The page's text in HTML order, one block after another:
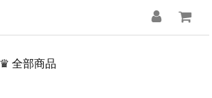
♛ 全部商品